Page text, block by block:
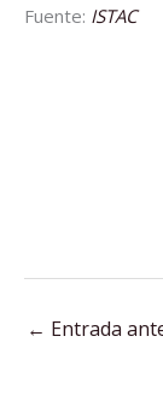
Fuente: ISTAC
← Entrada